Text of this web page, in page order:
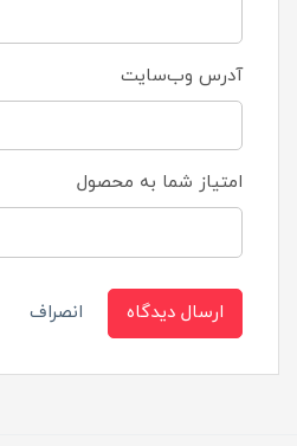
آدرس وب‌سایت
امتیاز شما به محصول
ارسال دیدگاه انصراف